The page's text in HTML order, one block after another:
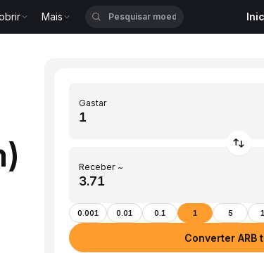
Mais
Gastar
Receber ~
0.001 0.01 0.1 1 5
Converter ARB